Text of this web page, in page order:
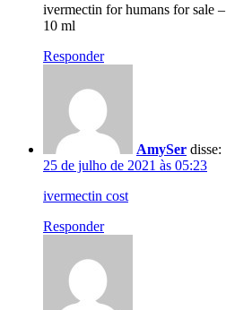
ivermectin for humans for sale –
10 ml
Responder
AmySer disse:
25 de julho de 2021 às 05:23
ivermectin cost
Responder